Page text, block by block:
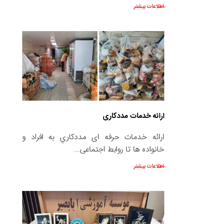
اطلاعات بیشتر
ارائه خدمات مددكاری
ارائه خدمات حرفه ای مددكاري به افراد و
خانواده ها تا روابط اجتماعی...
اطلاعات بیشتر